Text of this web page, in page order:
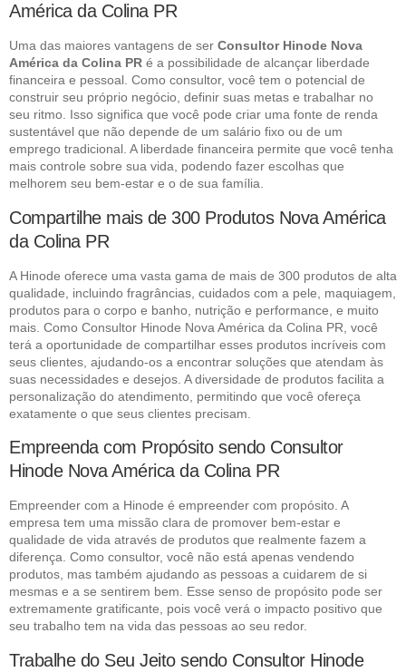
América da Colina PR
Uma das maiores vantagens de ser Consultor Hinode Nova
América da Colina PR é a possibilidade de alcançar liberdade
financeira e pessoal. Como consultor, você tem o potencial de
construir seu próprio negócio, definir suas metas e trabalhar no
seu ritmo. Isso significa que você pode criar uma fonte de renda
sustentável que não depende de um salário fixo ou de um
emprego tradicional. A liberdade financeira permite que você tenha
mais controle sobre sua vida, podendo fazer escolhas que
melhorem seu bem-estar e o de sua família.
Compartilhe mais de 300 Produtos Nova América
da Colina PR
A Hinode oferece uma vasta gama de mais de 300 produtos de alta
qualidade, incluindo fragrâncias, cuidados com a pele, maquiagem,
produtos para o corpo e banho, nutrição e performance, e muito
mais. Como Consultor Hinode Nova América da Colina PR, você
terá a oportunidade de compartilhar esses produtos incríveis com
seus clientes, ajudando-os a encontrar soluções que atendam às
suas necessidades e desejos. A diversidade de produtos facilita a
personalização do atendimento, permitindo que você ofereça
exatamente o que seus clientes precisam.
Empreenda com Propósito sendo Consultor
Hinode Nova América da Colina PR
Empreender com a Hinode é empreender com propósito. A
empresa tem uma missão clara de promover bem-estar e
qualidade de vida através de produtos que realmente fazem a
diferença. Como consultor, você não está apenas vendendo
produtos, mas também ajudando as pessoas a cuidarem de si
mesmas e a se sentirem bem. Esse senso de propósito pode ser
extremamente gratificante, pois você verá o impacto positivo que
seu trabalho tem na vida das pessoas ao seu redor.
Trabalhe do Seu Jeito sendo Consultor Hinode